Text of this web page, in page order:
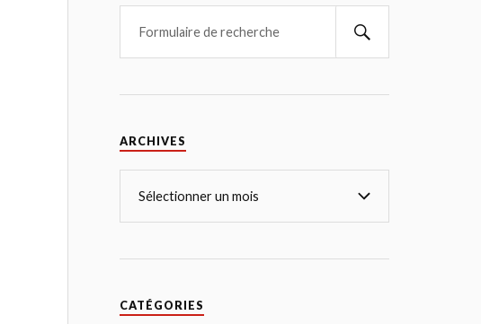
ARCHIVES
CATÉGORIES